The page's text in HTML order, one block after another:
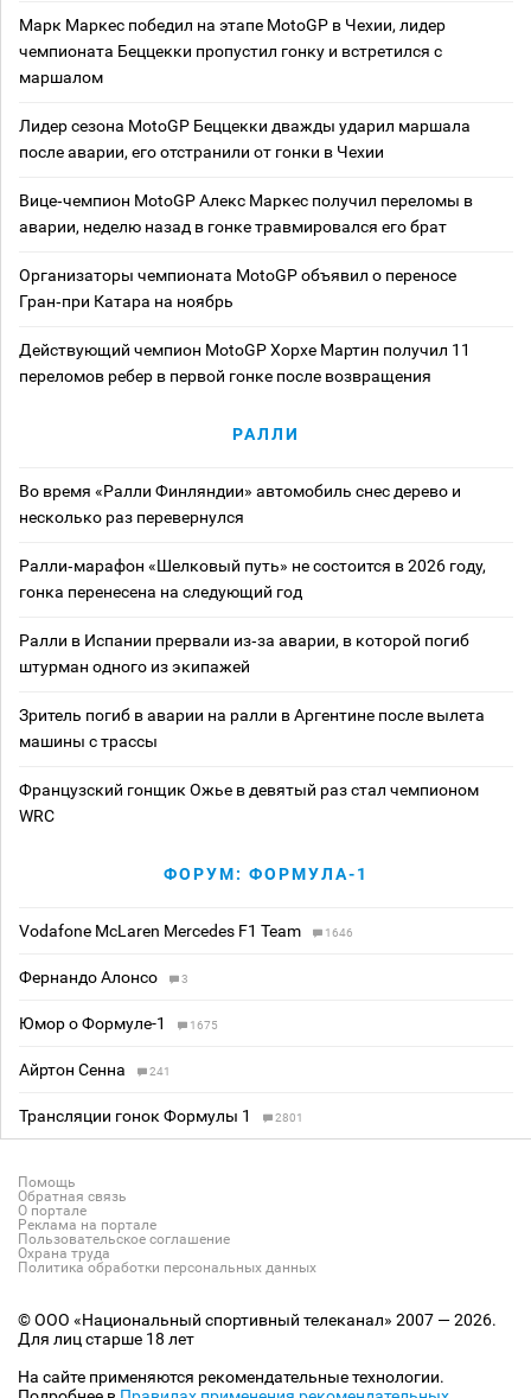
Марк Маркес победил на этапе MotoGP в Чехии, лидер
чемпионата Беццекки пропустил гонку и встретился с
маршалом
Лидер сезона MotoGP Беццекки дважды ударил маршала
после аварии, его отстранили от гонки в Чехии
Вице‑чемпион MotoGP Алекс Маркес получил переломы в
аварии, неделю назад в гонке травмировался его брат
Организаторы чемпионата MotoGP объявил о переносе
Гран‑при Катара на ноябрь
Действующий чемпион MotoGP Хорхе Мартин получил 11
переломов ребер в первой гонке после возвращения
РАЛЛИ
Во время «Ралли Финляндии» автомобиль снес дерево и
несколько раз перевернулся
Ралли‑марафон «Шелковый путь» не состоится в 2026 году,
гонка перенесена на следующий год
Ралли в Испании прервали из‑за аварии, в которой погиб
штурман одного из экипажей
Зритель погиб в аварии на ралли в Аргентине после вылета
машины с трассы
Французский гонщик Ожье в девятый раз стал чемпионом
WRC
ФОРУМ: ФОРМУЛА-1
Vodafone McLaren Mercedes F1 Team 1646
Фернандо Алонсо 3
Юмор о Формуле-1 1675
Айртон Сенна 241
Трансляции гонок Формулы 1 2801
Помощь
Обратная связь
О портале
Реклама на портале
Пользовательское соглашение
Охрана труда
Политика обработки персональных данных
© ООО «Национальный спортивный телеканал» 2007 — 2026.
Для лиц старше 18 лет
На сайте применяются рекомендательные технологии.